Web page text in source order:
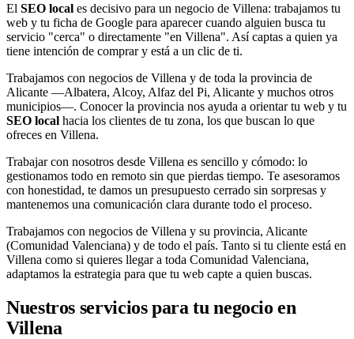
El SEO local es decisivo para un negocio de Villena: trabajamos tu
web y tu ficha de Google para aparecer cuando alguien busca tu
servicio "cerca" o directamente "en Villena". Así captas a quien ya
tiene intención de comprar y está a un clic de ti.
Trabajamos con negocios de Villena y de toda la provincia de
Alicante —Albatera, Alcoy, Alfaz del Pi, Alicante y muchos otros
municipios—. Conocer la provincia nos ayuda a orientar tu web y tu
SEO local hacia los clientes de tu zona, los que buscan lo que
ofreces en Villena.
Trabajar con nosotros desde Villena es sencillo y cómodo: lo
gestionamos todo en remoto sin que pierdas tiempo. Te asesoramos
con honestidad, te damos un presupuesto cerrado sin sorpresas y
mantenemos una comunicación clara durante todo el proceso.
Trabajamos con negocios de Villena y su provincia, Alicante
(Comunidad Valenciana) y de todo el país. Tanto si tu cliente está en
Villena como si quieres llegar a toda Comunidad Valenciana,
adaptamos la estrategia para que tu web capte a quien buscas.
Nuestros servicios para tu negocio en
Villena